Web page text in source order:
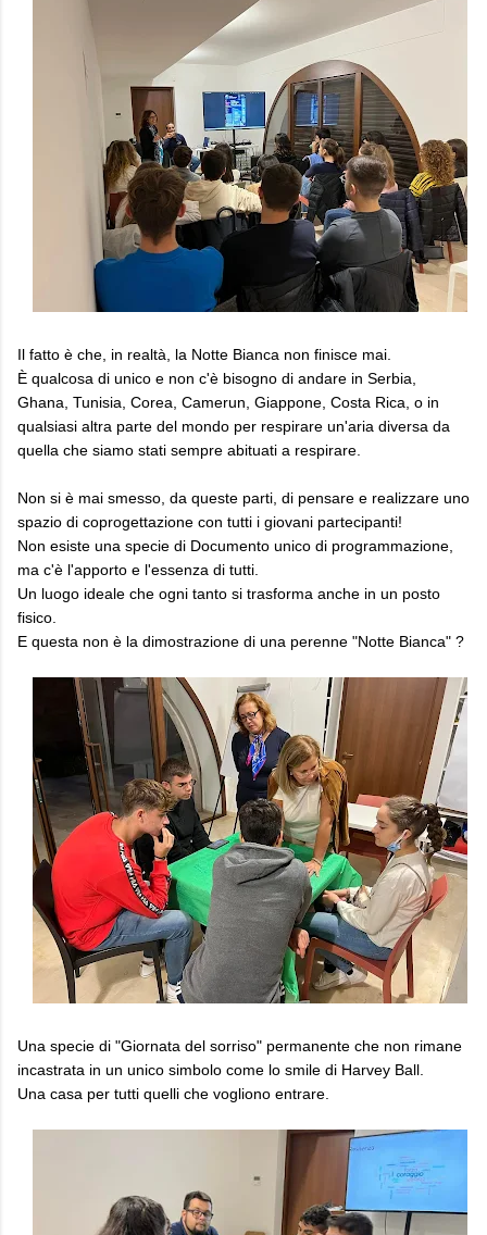
Il fatto è che, in realtà, la Notte Bianca non finisce mai.
È qualcosa di unico e non c'è bisogno di andare in Serbia,
Ghana, Tunisia, Corea, Camerun, Giappone, Costa Rica, o in
qualsiasi altra parte del mondo per respirare un'aria diversa da
quella che siamo stati sempre abituati a respirare.
Non si è mai smesso, da queste parti, di pensare e realizzare uno
spazio di coprogettazione con tutti i giovani partecipanti!
Non esiste una specie di Documento unico di programmazione,
ma c'è l'apporto e l'essenza di tutti.
Un luogo ideale che ogni tanto si trasforma anche in un posto
fisico.
E questa non è la dimostrazione di una perenne "Notte Bianca" ?
Una specie di "Giornata del sorriso" permanente che non rimane
incastrata in un unico simbolo come lo smile di Harvey Ball.
Una casa per tutti quelli che vogliono entrare.